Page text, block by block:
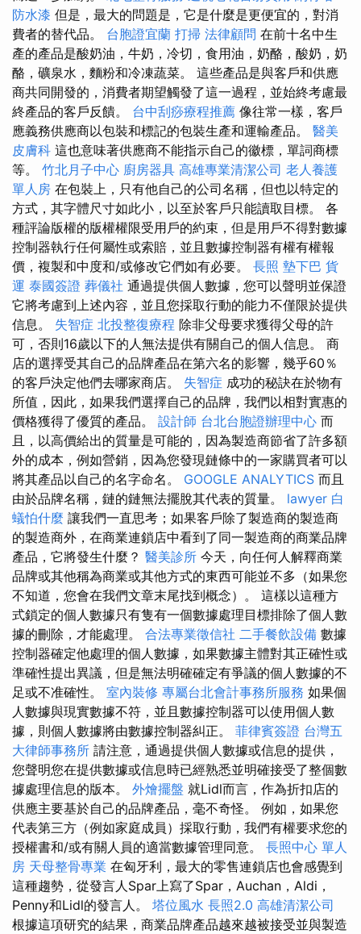
防水漆 但是，最大的問題是，它是什麼是更便宜的，對消
費者的替代品。 台胞證宜蘭 打掃 法律顧問 在前十名中生
產的產品是酸奶油，牛奶，冷切，食用油，奶酪，酸奶，奶
酪，礦泉水，麵粉和冷凍蔬菜。 這些產品是與客戶和供應
商共同開發的，消費者期望觸發了這一過程，並始終考慮最
終產品的客戶反饋。 台中刮痧療程推薦 像往常一樣，客戶
應義務供應商以包裝和標記的包裝生產和運輸產品。 醫美
皮膚科 這也意味著供應商不能指示自己的徽標，單詞商標
等。 竹北月子中心 廚房器具 高雄專業清潔公司 老人養護
單人房 在包裝上，只有他自己的公司名稱，但也以特定的
方式，其字體尺寸如此小，以至於客戶只能讀取目標。 各
種評論版權的版權權限受用戶的約束，但是用戶不得對數據
控制器執行任何屬性或索賠，並且數據控制器有權有權報
價，複製和中度和/或修改它們如有必要。 長照 墊下巴 貨
運 泰國簽證 葬儀社 通過提供個人數據，您可以聲明並保證
它將考慮到上述內容，並且您採取行動的能力不僅限於提供
信息。 失智症 北投整復療程 除非父母要求獲得父母的許
可，否則16歲以下的人無法提供有關自己的個人信息。 商
店的選擇受其自己的品牌產品在第六名的影響，幾乎60％
的客戶決定他們去哪家商店。 失智症 成功的秘訣在於物有
所值，因此，如果我們選擇自己的品牌，我們以相對實惠的
價格獲得了優質的產品。 設計師 台北台胞證辦理中心 而
且，以高價給出的質量是可能的，因為製造商節省了許多額
外的成本，例如營銷，因為您發現鏈條中的一家購買者可以
將其產品以自己的名字命名。 GOOGLE ANALYTICS 而且
由於品牌名稱，鏈的鏈無法擺脫其代表的質量。 lawyer 白
蟻怕什麼 讓我們一直思考；如果客戶除了製造商的製造商
的製造商外，在商業連鎖店中看到了同一製造商的商業品牌
產品，它將發生什麼？ 醫美診所 今天，向任何人解釋商業
品牌或其他稱為商業或其他方式的東西可能並不多（如果您
不知道，您會在我們文章末尾找到概念）。 這樣以這種方
式鎖定的個人數據只有隻有一個數據處理目標排除了個人數
據的刪除，才能處理。 合法專業徵信社 二手餐飲設備 數據
控制器確定他處理的個人數據，如果數據主體對其正確性或
準確性提出異議，但是無法明確確定有爭議的個人數據的不
足或不准確性。 室內裝修 專屬台北會計事務所服務 如果個
人數據與現實數據不符，並且數據控制器可以使用個人數
據，則個人數據將由數據控制器糾正。 菲律賓簽證 台灣五
大律師事務所 請注意，通過提供個人數據或信息的提供，
您聲明您在提供數據或信息時已經熟悉並明確接受了整個數
據處理信息的版本。 外燴擺盤 就Lidl而言，作為折扣店的
供應主要基於自己的品牌產品，毫不奇怪。 例如，如果您
代表第三方（例如家庭成員）採取行動，我們有權要求您的
授權書和/或有關人員的適當數據管理同意。 長照中心 單人
房 天母整骨專業 在匈牙利，最大的零售連鎖店也會感覺到
這種趨勢，從發言人Spar上寫了Spar，Auchan，Aldi，
Penny和Lidl的發言人。 塔位風水 長照2.0 高雄清潔公司
根據這項研究的結果，商業品牌產品越來越被接受並與製造